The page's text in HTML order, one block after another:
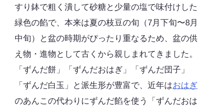
すり鉢で粗く潰して砂糖と少量の塩で味付けした
緑色の餡で、本来は夏の枝豆の旬（7月下旬〜8月
中旬）と盆の時期がぴったり重なるため、盆の供
え物・進物として古くから親しまれてきました。
「ずんだ餅」「ずんだおはぎ」「ずんだ団子」
「ずんだ白玉」と派生形が豊富で、近年はおはぎ
のあんこの代わりにずんだ餡を使う「ずんだおは